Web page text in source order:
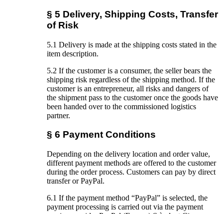
§ 5 Delivery, Shipping Costs, Transfer
of Risk
5.1 Delivery is made at the shipping costs stated in the
item description.
5.2 If the customer is a consumer, the seller bears the
shipping risk regardless of the shipping method. If the
customer is an entrepreneur, all risks and dangers of
the shipment pass to the customer once the goods have
been handed over to the commissioned logistics
partner.
§ 6 Payment Conditions
Depending on the delivery location and order value,
different payment methods are offered to the customer
during the order process. Customers can pay by direct
transfer or PayPal.
6.1 If the payment method “PayPal” is selected, the
payment processing is carried out via the payment